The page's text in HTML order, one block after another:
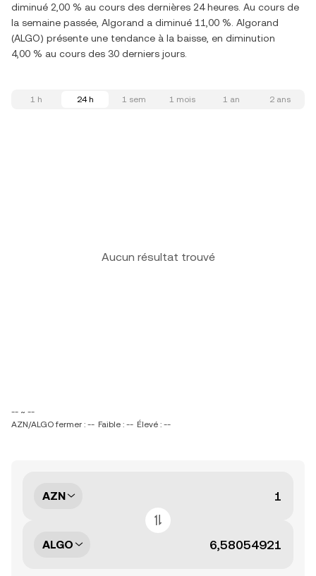
diminué 2,00 % au cours des dernières 24 heures. Au cours de
la semaine passée, Algorand a diminué 11,00 %. Algorand
(ALGO) présente une tendance à la baisse, en diminution
4,00 % au cours des 30 derniers jours.
1 h 24 h 1 sem 1 mois 1 an 2 ans
Aucun résultat trouvé
-- ~ --
AZN/ALGO fermer : -- Faible : -- Élevé : --
AZN
ALGO